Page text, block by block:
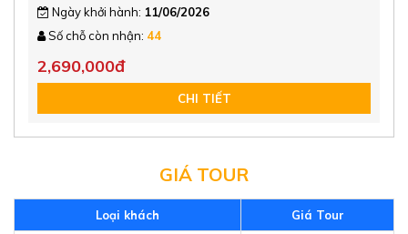
Ngày khởi hành: 11/06/2026
Số chỗ còn nhận: 44
2,690,000đ
CHI TIẾT
GIÁ TOUR
Loại khách Giá Tour